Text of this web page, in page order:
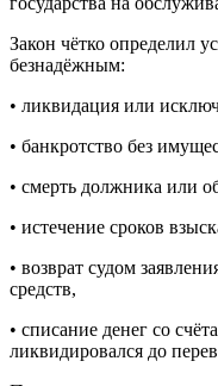
Закон чётко определил
безнадёжным:
• ликвидация или
• банкротство без
• смерть должника или
• истечение сроков
• возврат судом
средств,
• списание денег со
ликвидировался до